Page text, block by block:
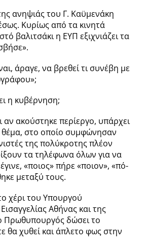
ανηψιάς του Γ. Καϋμενάκη
Κυρίως από τα κινητά
βαλιτσάκι η ΕΥΠ εξιχνιάζει τα
άραγε, να βρεθεί τι συνέβη με
η κυβέρνηση;
αν ακούστηκε περίεργο, υπάρχει
θέμα, στο οποίο συμφώνησαν
της πολύκροτης πλέον
τα τη­λέφωνα όλων για να
«ποιος» πήρε «ποιον», «πό­
μεταξύ τους.
χέρι του Υπουργού
Αθήνας και της
Πρωθυπουργός δώσει το
θα χυθεί και άπλετο φως στην